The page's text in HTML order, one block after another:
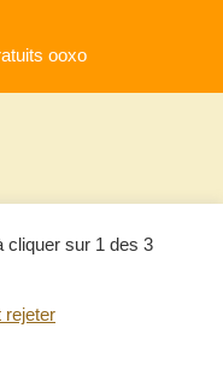
ooxo
cliquer sur 1 des 3
rejeter